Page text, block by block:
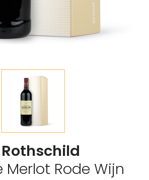
Merlot Rode Wijn